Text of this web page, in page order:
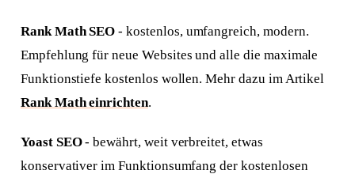
Rank Math SEO - kostenlos, umfangreich, modern.
Empfehlung für neue Websites und alle die maximale
Funktionstiefe kostenlos wollen. Mehr dazu im Artikel
Rank Math einrichten.
Yoast SEO- bewährt, weit verbreitet, etwas
konservativer im Funktionsumfang der kostenlosen